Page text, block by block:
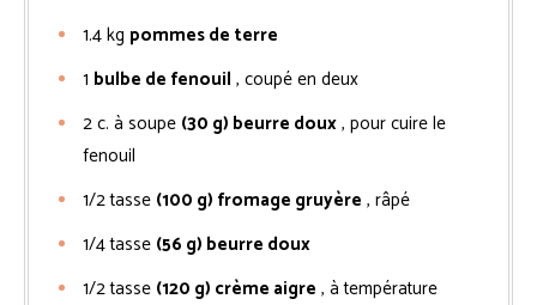
1.4kg pommes de terre
1 bulbe de fenouil , coupé en deux
2c. à soupe (30 g) beurre doux, pour cuire le
fenouil
1/2tasse (100 g) fromage gruyère , râpé
1/4tasse (56 g) beurre doux
1/2tasse (120 g) crème aigre , à température